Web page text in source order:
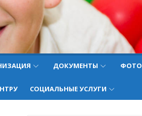
ДОКУМЕНТЫ ФОТО
СОЦИАЛЬНЫЕ УСЛУГИ